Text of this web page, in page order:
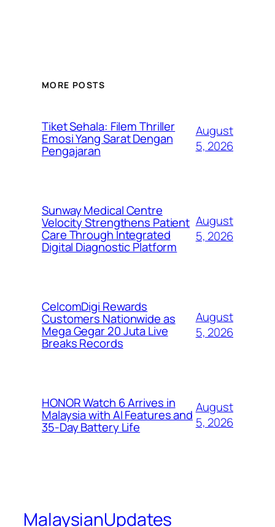
MORE POSTS
Tiket Sehala: Filem Thriller
Emosi Yang Sarat Dengan
Pengajaran
August
5, 2026
Sunway Medical Centre
Velocity Strengthens Patient
Care Through Integrated
Digital Diagnostic Platform
August
5, 2026
CelcomDigi Rewards
Customers Nationwide as
Mega Gegar 20 Juta Live
Breaks Records
August
5, 2026
HONOR Watch 6 Arrives in
Malaysia with AI Features and
35-Day Battery Life
August
5, 2026
MalaysianUpdates